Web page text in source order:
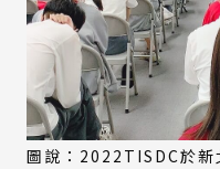
圖說：2022TISDC於新